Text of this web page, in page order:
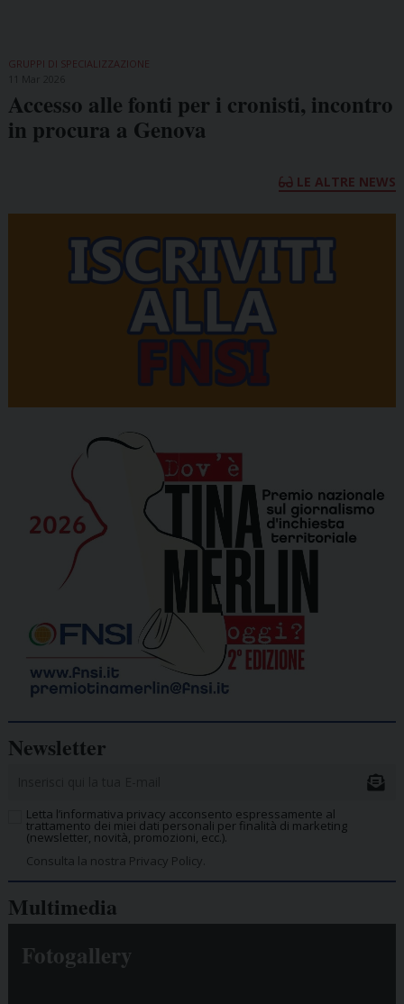
GRUPPI DI SPECIALIZZAZIONE
Accesso alle fonti per i cronisti, incontro
in procura a Genova
LE ALTRE NEWS
Newsletter
Letta l’informativa privacy acconsento espressamente al
trattamento dei miei dati personali per finalità di marketing
(newsletter, novità, promozioni, ecc.).
Consulta la nostra Privacy Policy.
Multimedia
Fotogallery